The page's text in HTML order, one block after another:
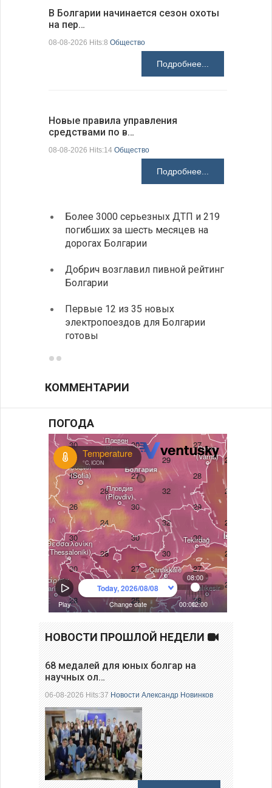
В Болгарии начинается сезон охоты
на пер…
08-08-2026 Hits:8 Общество
Подробнее...
Новые правила управления
средствами по в…
08-08-2026 Hits:14 Общество
Подробнее...
Более 3000 серьезных ДТП и 219
погибших за шесть месяцев на
дорогах Болгарии
Добрич возглавил пивной рейтинг
Болгарии
Первые 12 из 35 новых
электропоездов для Болгарии
готовы
КОММЕНТАРИИ
ПОГОДА
НОВОСТИ ПРОШЛОЙ НЕДЕЛИ
68 медалей для юных болгар на
научных ол…
06-08-2026 Hits:37Новости Александр Новинков